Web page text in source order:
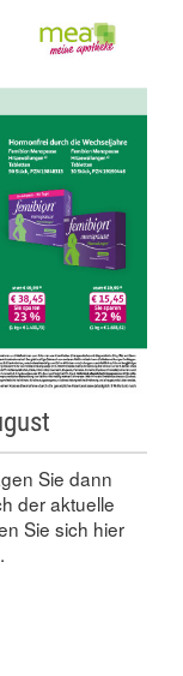
Sie dann
der aktuelle
Sie sich hier